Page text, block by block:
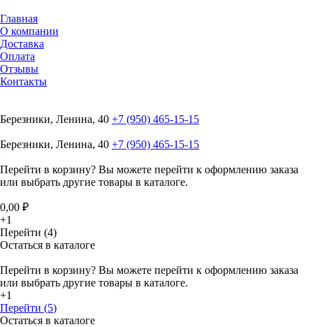
Главная
О компании
Доставка
Оплата
Отзывы
Контакты
Березники, Ленина, 40 +7 (950) 465-15-15
Березники, Ленина, 40 +7 (950) 465-15-15
Перейти в корзину? Вы можете перейти к оформлению заказа
или выбрать другие товары в каталоге.
0,00 ₽
+1
Перейти (4)
Остаться в каталоге
Перейти в корзину? Вы можете перейти к оформлению заказа
или выбрать другие товары в каталоге.
+1
Перейти (5)
Остаться в каталоге